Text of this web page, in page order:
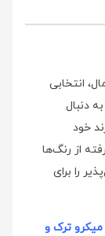
انتخابی
دنبال
خود
از رنگ‌ها
را برای
میکرو ترک و